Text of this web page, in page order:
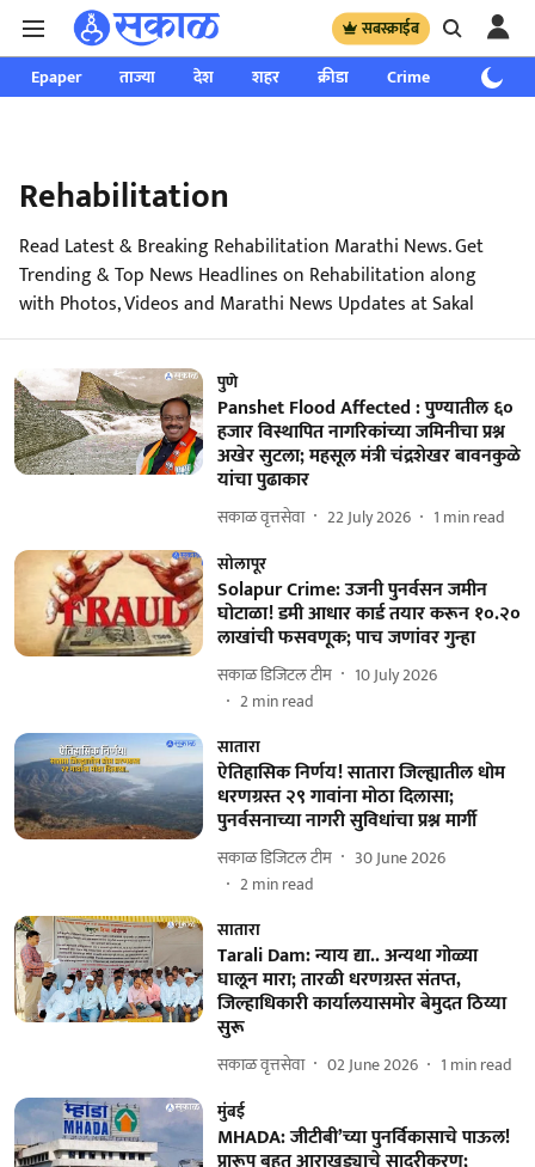
सबस्क्राईब
Epaper ताज्या देश शहर क्रीडा Crime साप्ताहिक
Rehabilitation
Read Latest & Breaking Rehabilitation Marathi News. Get
Trending & Top News Headlines on Rehabilitation along
with Photos, Videos and Marathi News Updates at Sakal
पुणे
Panshet Flood Affected : पुण्यातील ६०
हजार विस्थापित नागरिकांच्या जमिनीचा प्रश्न
अखेर सुटला; महसूल मंत्री चंद्रशेखर बावनकुळे
यांचा पुढाकार
सकाळ वृत्तसेवा 22 July 2026 1 min read
सोलापूर
Solapur Crime: उजनी पुनर्वसन जमीन
घोटाळा! डमी आधार कार्ड तयार करून १०.२०
लाखांची फसवणूक; पाच जणांवर गुन्हा
सकाळ डिजिटल टीम
10 July 2026
2min read
सातारा
ऐतिहासिक निर्णय! सातारा जिल्ह्यातील धोम
धरणग्रस्त २९ गावांना मोठा दिलासा;
पुनर्वसनाच्या नागरी सुविधांचा प्रश्न मार्गी
सकाळ डिजिटल टीम
30 June 2026
2min read
सातारा
Tarali Dam: न्याय द्या.. अन्यथा गोळ्या
घालून मारा; तारळी धरणग्रस्त संतप्त,
जिल्हाधिकारी कार्यालयासमोर बेमुदत ठिय्या
सुरू
सकाळ वृत्तसेवा 02 June 2026 1 min read
मुंबई
MHADA: जीटीबी’च्या पुनर्विकासाचे पाऊल!